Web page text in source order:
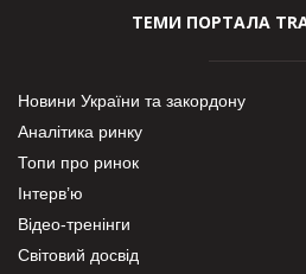
ТЕМИ ПОРТАЛА
Новини України та закордону
Аналітика ринку
Топи про ринок
Інтерв’ю
Відео-тренінги
Світовий досвід